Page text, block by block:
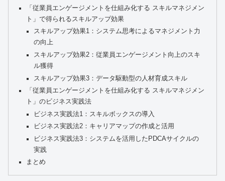
「従業員エンゲージメントを仕組み化する スキルマネジメン
ト」で得られるスキルアップ効果
スキルアップ効果1：システム思考によるマネジメント力
の向上
スキルアップ効果2：従業員エンゲージメント向上のスキ
ル獲得
スキルアップ効果3：データ駆動型の人材育成スキル
「従業員エンゲージメントを仕組み化する スキルマネジメン
ト」のビジネス実践法
ビジネス実践法1：スキルボックスの導入
ビジネス実践法2：キャリアマップの作成と活用
ビジネス実践法3：システムを活用したPDCAサイクルの
実践
まとめ